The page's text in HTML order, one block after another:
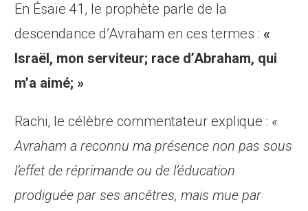
En Ésaïe 41, le prophète parle de la
descendance d’Avraham en ces termes :«
Israël, mon serviteur; race d’Abraham, qui
m’a aimé; »
Rachi, le célèbre commentateur explique : «
Avraham a reconnu ma présence non pas sous
l’effet de réprimande ou de l’éducation
prodiguée par ses ancêtres, mais mue par